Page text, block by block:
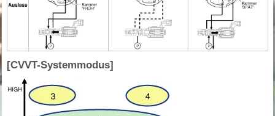
[CVVT-Systemmodus]